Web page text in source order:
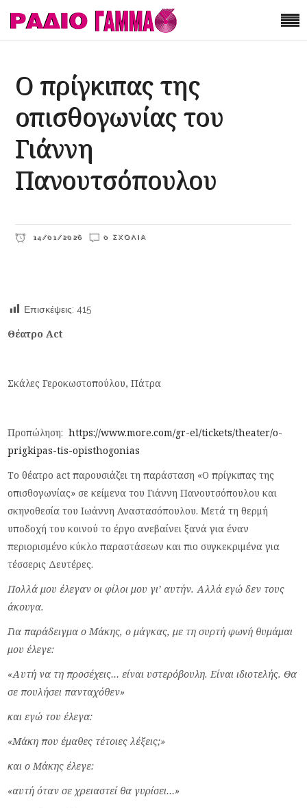
Ο πρίγκιπας της
οπισθογωνίας του
Γιάννη
Πανουτσόπουλου
14/01/2026 0 ΣΧΌΛΙΑ
Επισκέψεις: 415
ΘέατροAct
Σκάλες Γεροκωστοπούλου, Πάτρα
Προπώληση:https://www.more.com/gr-el/tickets/theater/o-
prigkipas-tis-opisthogonias
Το θέατρο act παρουσιάζει τη παράσταση «Ο πρίγκιπας της
οπισθογωνίας» σε κείμενα του Γιάννη Πανουτσόπουλου και
σκηνοθεσία του Ιωάννη Αναστασόπουλου. Μετά τη θερμή
υποδοχή του κοινού το έργο ανεβαίνει ξανά για έναν
περιορισμένο κύκλο παραστάσεων και πιο συγκεκριμένα για
τέσσερις Δευτέρες.
Πολλά μου έλεγαν οι φίλοι μου γι’ αυτήν. Αλλά εγώ δεν τους
άκουγα.
Για παράδειγμα ο Μάκης, ο μάγκας, με τη συρτή φωνή θυμάμαι
μου έλεγε:
«Αυτή να τη προσέχεις… είναι υστερόβουλη. Είναι ιδιοτελής. Θα
σε πουλήσει πανταχόθεν»
και εγώ του έλεγα:
«Μάκη που έμαθες τέτοιες λέξεις;»
και ο Μάκης έλεγε:
«αυτή όταν σε χρειαστεί θα γυρίσει…»